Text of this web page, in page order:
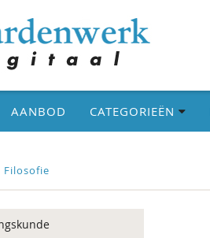
AANBOD CATEGORIEËN
Filosofie